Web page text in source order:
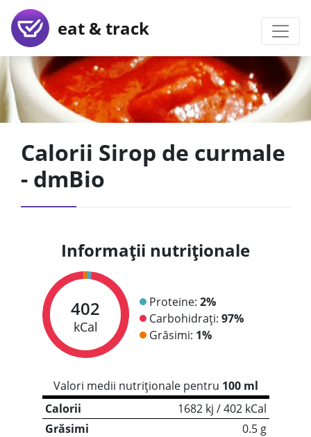
eat & track
Calorii Sirop de curmale
- dmBio
Informații nutriționale
402
kCal
Proteine: 2%
Carbohidrați: 97%
Grăsimi: 1%
Valori medii nutriționale pentru 100 ml
Calorii
1682 kj / 402 kCal
Grăsimi
0.5 g